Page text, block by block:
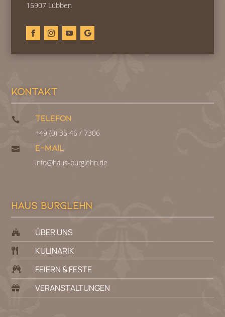
15907 Lübben
Kontakt

Telefon
+49 (0) 35 46 / 7306

E-MAIL
info@haus-burglehn.de
Haus Burglehn
 ÜBER UNS
 KULINARIK
 FEIERN & FESTE
 VERANSTALTUNGEN